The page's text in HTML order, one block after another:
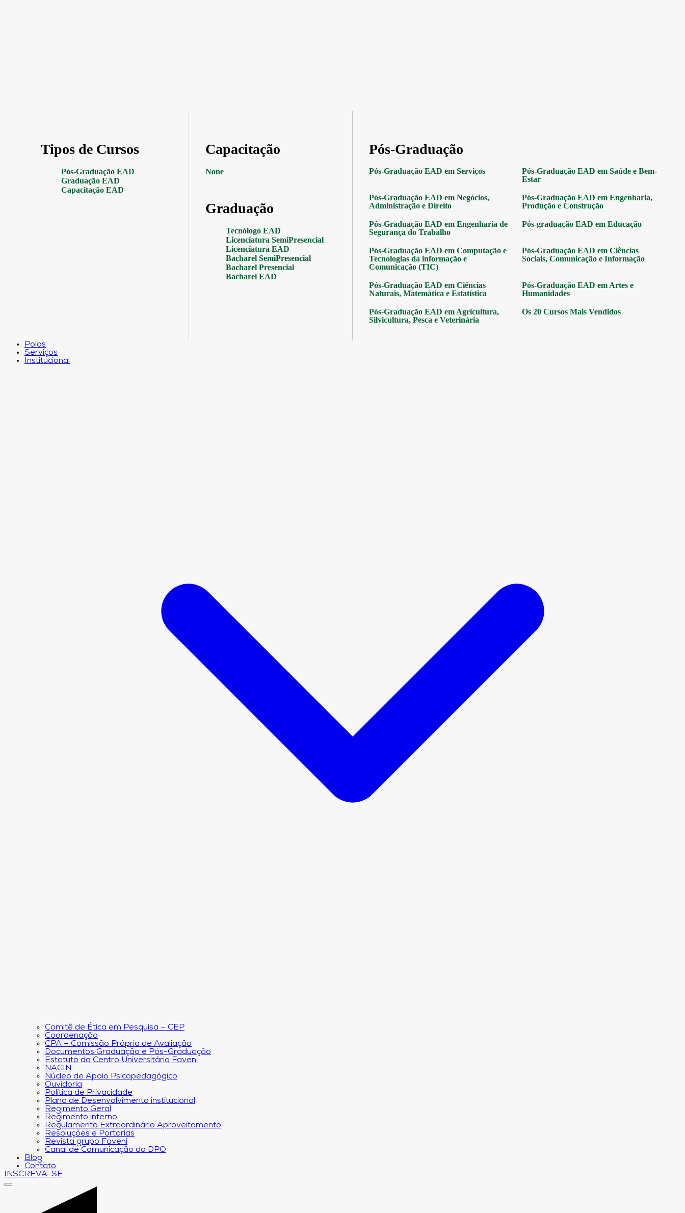
Tipos de Cursos
Pós-Graduação EAD
Graduação EAD
Capacitação EAD
Capacitação
None
Graduação
Tecnólogo EAD
Licenciatura SemiPresencial
Licenciatura EAD
Bacharel SemiPresencial
Bacharel Presencial
Bacharel EAD
Pós-Graduação
Pós-Graduação EAD em Serviços
Pós-Graduação EAD em Saúde e Bem-
Estar
Pós-Graduação EAD em Negócios,
Administração e Direito
Pós-Graduação EAD em Engenharia,
Produção e Construção
Pós-Graduação EAD em Engenharia de
Segurança do Trabalho
Pós-graduação EAD em Educação
Pós-Graduação EAD em Computação e
Tecnologias da informação e
Comunicação (TIC)
Pós-Graduação EAD em Ciências
Sociais, Comunicação e Informação
Pós-Graduação EAD em Ciências
Naturais, Matemática e Estatística
Pós-Graduação EAD em Artes e
Humanidades
Pós-Graduação EAD em Agricultura,
Silvicultura, Pesca e Veterinária
Os 20 Cursos Mais Vendidos
Polos
Serviços
Institucional
Comitê de Ética em Pesquisa – CEP
Coordenação
CPA – Comissão Própria de Avaliação
Documentos Graduação e Pós-Graduação
Estatuto do Centro Universitário Faveni
NACIN
Núcleo de Apoio Psicopedagógico
Ouvidoria
Política de Privacidade
Plano de Desenvolvimento institucional
Regimento Geral
Regimento interno
Regulamento Extraordinário Aproveitamento
Resoluções e Portarias
Revista grupo Faveni
Canal de Comunicação do DPO
Blog
Contato
INSCREVA-SE